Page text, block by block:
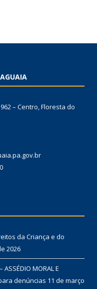
– Centro, Floresta do
da Criança e do
2026
ASSÉDIO MORAL E
denúncias 11 de março